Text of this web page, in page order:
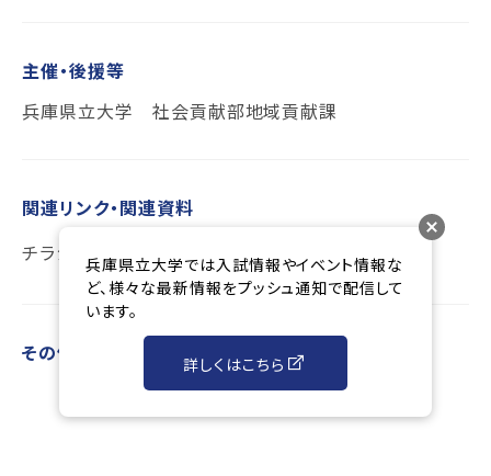
主催・後援等
兵庫県立大学 社会貢献部地域貢献課
関連リンク・関連資料
チラシ
その他
兵庫県立大学では入試情報やイベント情報な
ど、様々な最新情報をプッシュ通知で配信して
います。
詳しくはこちら